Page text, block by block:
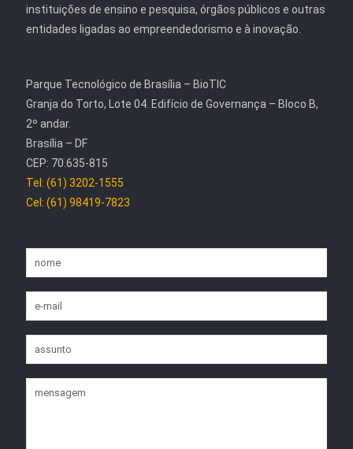
instituições de ensino e pesquisa, órgãos públicos e outras
entidades ligadas ao empreendedorismo e à inovação.
Parque Tecnológico de Brasília – BioTIC
Granja do Torto, Lote 04. Edifício de Governança – Bloco B,
2º andar.
Brasília – DF
CEP: 70.635-815
Tel: (61) 3202-1555
Cel: (61) 98419-7823